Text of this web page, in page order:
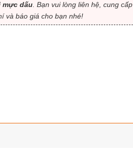
mực dấu. Bạn vui lòng liên hệ, cung cấp
và báo giá cho bạn nhé!